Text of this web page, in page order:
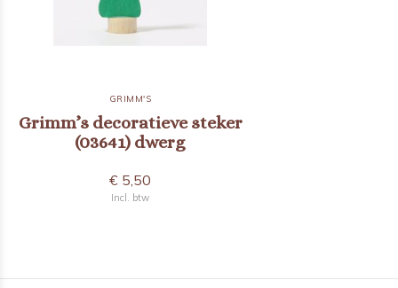
GRIMM'S
Grimm’s decoratieve steker
(03641) dwerg
€ 5,50
Incl. btw